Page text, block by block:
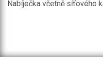
Nabíječka včetně síťového